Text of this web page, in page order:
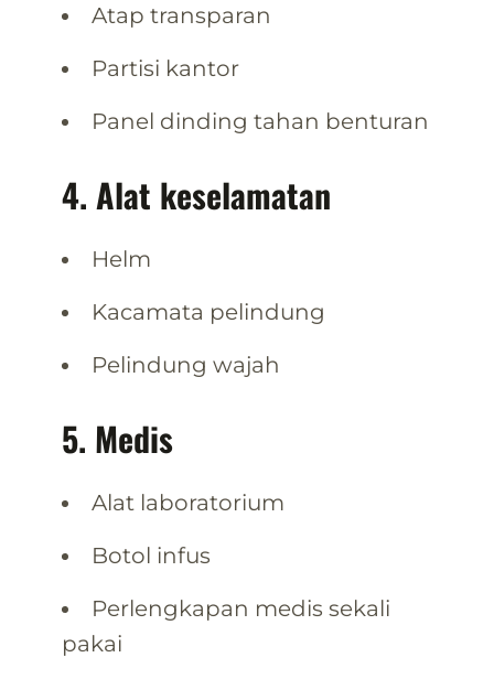
Atap transparan
Partisi kantor
Panel dinding tahan benturan
4. Alat keselamatan
Helm
Kacamata pelindung
Pelindung wajah
5. Medis
Alat laboratorium
Botol infus
Perlengkapan medis sekali
pakai